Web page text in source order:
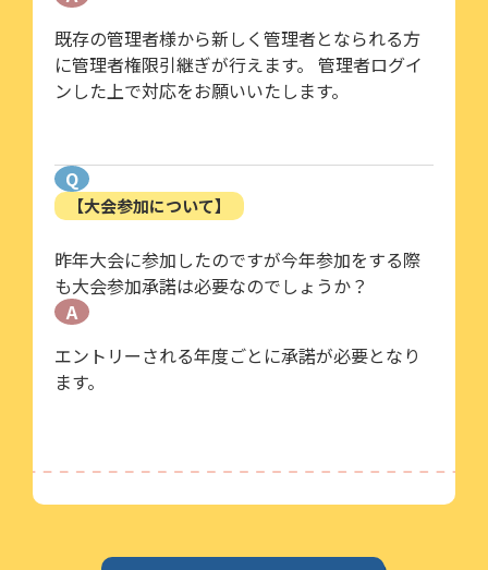
既存の管理者様から新しく管理者となられる方
に管理者権限引継ぎが行えます。 管理者ログイ
ンした上で対応をお願いいたします。
Q
【大会参加について】
昨年大会に参加したのですが今年参加をする際
も大会参加承諾は必要なのでしょうか？
A
エントリーされる年度ごとに承諾が必要となり
ます。